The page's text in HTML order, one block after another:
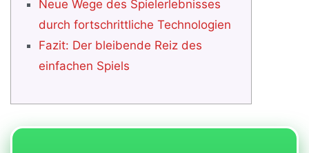
Neue Wege des Spielerlebnisses
durch fortschrittliche Technologien
Fazit: Der bleibende Reiz des
einfachen Spiels